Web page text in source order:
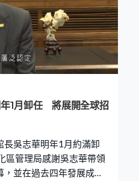
1月卸任 將展開全球招
長吳志華明年1月約滿卸
區管理局感謝吳志華帶領
並在過去四年發展成世